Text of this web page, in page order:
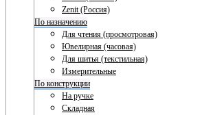
Zenit (Россия)
По назначению
Для чтения (просмотровая)
Ювелирная (часовая)
Для шитья (текстильная)
Измерительные
По конструкции
На ручке
Складная